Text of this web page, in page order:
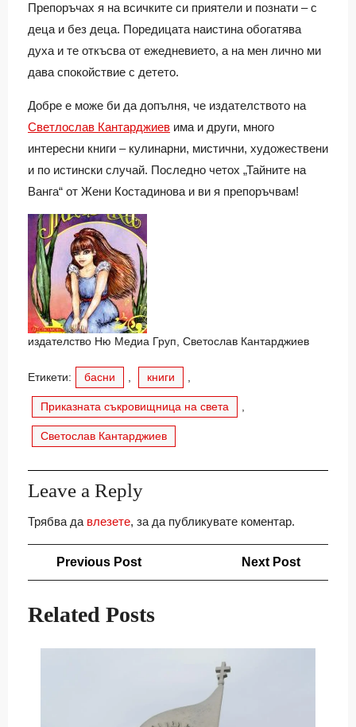
Препоръчах я на всичките си приятели и познати – с
деца и без деца. Поредицата наистина обогатява
духа и те откъсва от ежедневието, а на мен лично ми
дава спокойствие с детето.
Добре е може би да допълня, че издателството на
Светлослав Кантарджиев има и други, много
интересни книги – кулинарни, мистични, художествени
и по истински случай. Последно четох „Тайните на
Ванга“ от Жени Костадинова и ви я препоръчвам!
издателство Ню Медиа Груп, Светослав Кантарджиев
Етикети: басни книги
Приказната съкровищница на света
Светослав Кантарджиев
Leave a Reply
Трябва да влезете, за да публикувате коментар.
Навигация
Previous PostPrevious
Next Post
Related Posts